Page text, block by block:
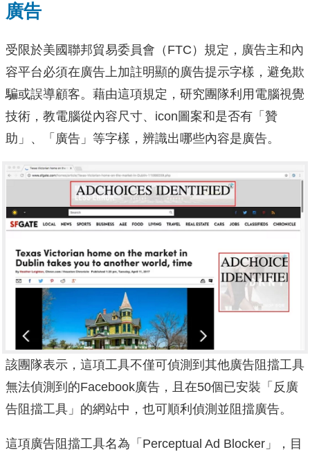
廣告
受限於美國聯邦貿易委員會（FTC）規定，廣告主和內
容平台必須在廣告上加註明顯的廣告提示字樣，避免欺
騙或誤導顧客。藉由這項規定，研究團隊利用電腦視覺
技術，教電腦從內容尺寸、icon圖案和是否有「贊
助」、「廣告」等字樣，辨識出哪些內容是廣告。
該團隊表示，這項工具不僅可偵測到其他廣告阻擋工具
無法偵測到的Facebook廣告，且在50個已安裝「反廣
告阻擋工具」的網站中，也可順利偵測並阻擋廣告。
這項廣告阻擋工具名為「Perceptual Ad Blocker」，目